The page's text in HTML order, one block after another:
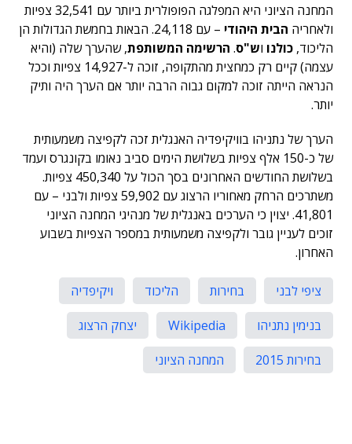
המחנה הציוני היא המפלגה הפופולרית ביותר עם 32,541 צפיות
ולאחריה הבית היהודי
– עם 24,118. הבאות בחמשת הגדולות הן
הליכוד, כולנו וש"ס. הרשימה המשותפת, שהערך שלה (והיא
עצמה) קיים רק כמחצית מהתקופה, זוכה ל-14,927 צפיות וככל
הנראה הייתה זוכה למקום גבוה הרבה יותר אם הערך היה ותיק
יותר.
הערך של נתניהו בוויקיפדיה האנגלית זכה לקפיצה משמעותית
של כ-150 אלף צפיות בשלושת הימים סביב נאומו בקונגרס ועמד
בשלושת החודשים האחרונים בסך הכול על 450,340 צפיות.
משתרכים הרחק מאחוריו הרצוג עם 59,902 צפיות ולבני – עם
41,801. יצוין כי הערכים באנגלית של מנהיגי המחנה הציוני
זוכים לעניין גובר ולקפיצה משמעותית במספר הצפיות בשבוע
האחרון.
ציפי לבני בחירות הליכוד
ויקיפדיה
בנימין נתניהו
Wikipedia
יצחק הרצוג
בחירות 2015
המחנה הציוני